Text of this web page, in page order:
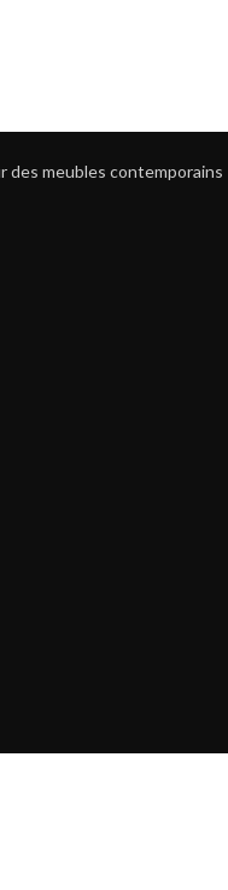
meubles contemporains